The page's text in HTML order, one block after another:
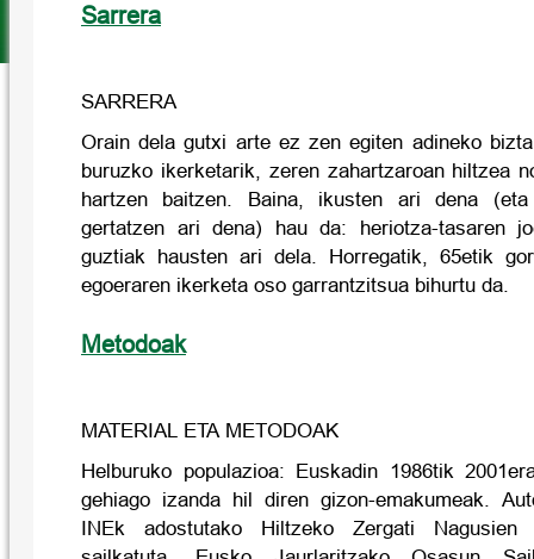
Sarrera
SARRERA
Orain dela gutxi arte ez zen egiten adineko
buruzko ikerketarik, zeren zahartzaroan hiltzea
hartzen baitzen. Baina, ikusten ari dena
gertatzen ari dena) hau da: heriotza-tasaren
guztiak hausten ari dela. Horregatik, 65etik
egoeraren ikerketa oso garrantzitsua bihurtu da.
Metodoak
MATERIAL ETA METODOAK
Helburuko populazioa: Euskadin 1986tik
gehiago izanda hil diren gizon-emakumeak.
INEk adostutako Hiltzeko Zergati Nagusien